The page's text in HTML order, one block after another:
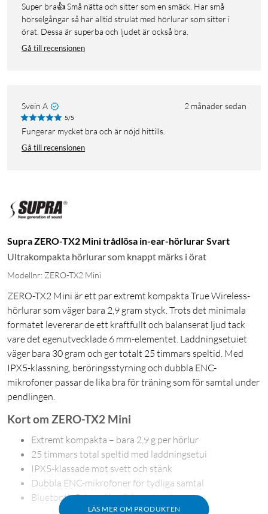
Super bra👍 Små nätta och sitter som en smäck. Har små
hörselgångar så har alltid strulat med hörlurar som sitter i
örat. Dessa är superba och ljudet är också bra.
Gå till recensionen
Svein A 2 månader sedan
5/5
Fungerar mycket bra och är nöjd hittills.
Gå till recensionen
Supra ZERO-TX2 Mini trådlösa in-ear-hörlurar Svart
Ultrakompakta hörlurar som knappt märks i örat
Modellnr: ZERO-TX2 Mini
ZERO-TX2 Mini är ett par extremt kompakta True Wireless-
hörlurar som väger bara 2,9 gram styck. Trots det minimala
formatet levererar de ett kraftfullt och balanserat ljud tack
vare det egenutvecklade 6 mm-elementet. Laddningsetuiet
väger bara 30 gram och ger totalt 25 timmars speltid. Med
IPX5-klassning, beröringsstyrning och dubbla ENC-
mikrofoner passar de lika bra för träning som för samtal under
pendlingen.
LÄS MER OM PRODUKTEN
Kort om ZERO-TX2 Mini
Extremt kompakta – bara 2,9 g per hörlur
25 timmars total speltid med laddningsetui
IPX5-klassade mot svett och stänk
Dubbla ENC-mikrofoner för tydliga samtal
Bluetooth 5.4 med beröringsstyrning